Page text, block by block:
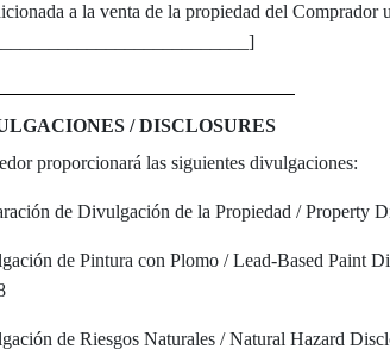
a la venta de la propiedad del Comprador
/ DISCLOSURES
proporcionará las siguientes divulgaciones:
de Divulgación de la Propiedad / Property
de Pintura con Plomo / Lead-Based Paint
de Riesgos Naturales / Natural Hazard